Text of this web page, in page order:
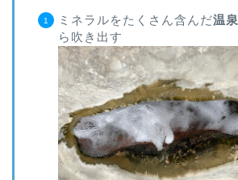
ミネラルをたくさん含んだ温泉
ら吹き出す